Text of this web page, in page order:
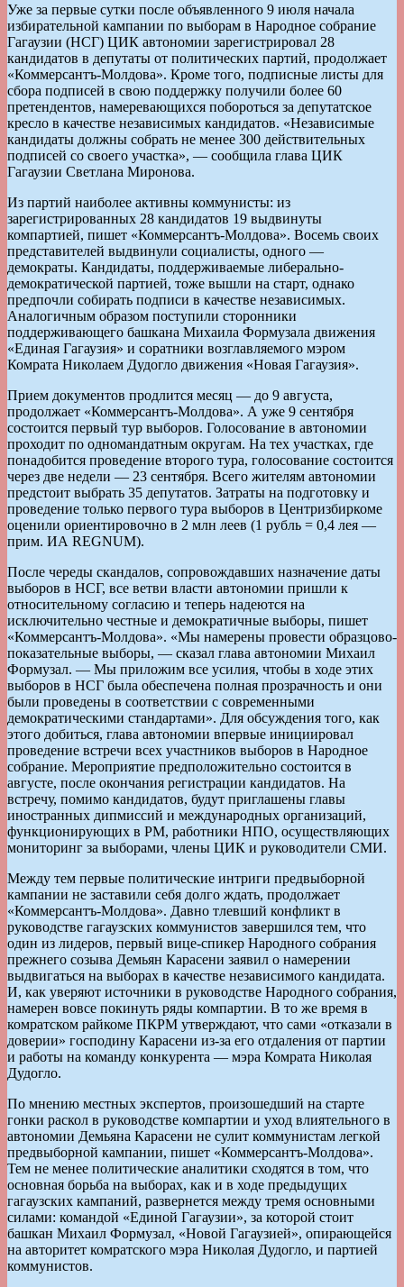
Уже за первые сутки после объявленного 9 июля начала
избирательной кампании по выборам в Народное собрание
Гагаузии (НСГ) ЦИК автономии зарегистрировал 28
кандидатов в депутаты от политических партий, продолжает
«Коммерсантъ-Молдова». Кроме того, подписные листы для
сбора подписей в свою поддержку получили более 60
претендентов, намеревающихся побороться за депутатское
кресло в качестве независимых кандидатов. «Независимые
кандидаты должны собрать не менее 300 действительных
подписей со своего участка», — сообщила глава ЦИК
Гагаузии Светлана Миронова.
Из партий наиболее активны коммунисты: из
зарегистрированных 28 кандидатов 19 выдвинуты
компартией, пишет «Коммерсантъ-Молдова». Восемь своих
представителей выдвинули социалисты, одного —
демократы. Кандидаты, поддерживаемые либерально-
демократической партией, тоже вышли на старт, однако
предпочли собирать подписи в качестве независимых.
Аналогичным образом поступили сторонники
поддерживающего башкана Михаила Формузала движения
«Единая Гагаузия» и соратники возглавляемого мэром
Комрата Николаем Дудогло движения «Новая Гагаузия».
Прием документов продлится месяц — до 9 августа,
продолжает «Коммерсантъ-Молдова». А уже 9 сентября
состоится первый тур выборов. Голосование в автономии
проходит по одномандатным округам. На тех участках, где
понадобится проведение второго тура, голосование состоится
через две недели — 23 сентября. Всего жителям автономии
предстоит выбрать 35 депутатов. Затраты на подготовку и
проведение только первого тура выборов в Центризбиркоме
оценили ориентировочно в 2 млн леев (1 рубль = 0,4 лея —
прим. ИА REGNUM).
После череды скандалов, сопровождавших назначение даты
выборов в НСГ, все ветви власти автономии пришли к
относительному согласию и теперь надеются на
исключительно честные и демократичные выборы, пишет
«Коммерсантъ-Молдова». «Мы намерены провести образцово-
показательные выборы, — сказал глава автономии Михаил
Формузал. — Мы приложим все усилия, чтобы в ходе этих
выборов в НСГ была обеспечена полная прозрачность и они
были проведены в соответствии с современными
демократическими стандартами». Для обсуждения того, как
этого добиться, глава автономии впервые инициировал
проведение встречи всех участников выборов в Народное
собрание. Мероприятие предположительно состоится в
августе, после окончания регистрации кандидатов. На
встречу, помимо кандидатов, будут приглашены главы
иностранных дипмиссий и международных организаций,
функционирующих в РМ, работники НПО, осуществляющих
мониторинг за выборами, члены ЦИК и руководители СМИ.
Между тем первые политические интриги предвыборной
кампании не заставили себя долго ждать, продолжает
«Коммерсантъ-Молдова». Давно тлевший конфликт в
руководстве гагаузских коммунистов завершился тем, что
один из лидеров, первый вице-спикер Народного собрания
прежнего созыва Демьян Карасени заявил о намерении
выдвигаться на выборах в качестве независимого кандидата.
И, как уверяют источники в руководстве Народного собрания,
намерен вовсе покинуть ряды компартии. В то же время в
комратском райкоме ПКРМ утверждают, что сами «отказали в
доверии» господину Карасени из-за его отдаления от партии
и работы на команду конкурента — мэра Комрата Николая
Дудогло.
По мнению местных экспертов, произошедший на старте
гонки раскол в руководстве компартии и уход влиятельного в
автономии Демьяна Карасени не сулит коммунистам легкой
предвыборной кампании, пишет «Коммерсантъ-Молдова».
Тем не менее политические аналитики сходятся в том, что
основная борьба на выборах, как и в ходе предыдущих
гагаузских кампаний, развернется между тремя основными
силами: командой «Единой Гагаузии», за которой стоит
башкан Михаил Формузал, «Новой Гагаузией», опирающейся
на авторитет комратского мэра Николая Дудогло, и партией
коммунистов.